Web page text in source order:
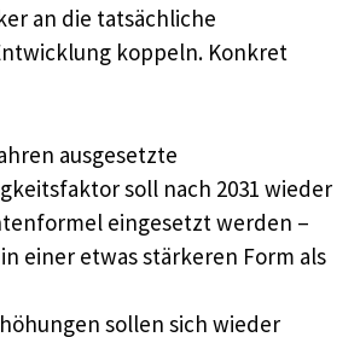
an die tatsächliche
koppeln. Konkret
ausgesetzte
soll nach 2031 wieder
eingesetzt werden –
einer etwas stärkeren Form als
sollen sich wieder